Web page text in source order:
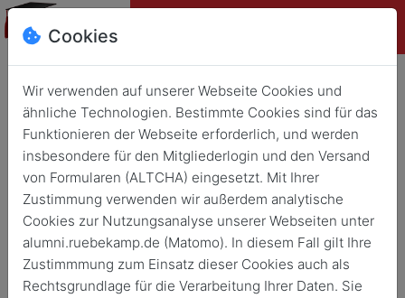
Herzlich
willkommen auf
unserer Alumni-
Seite!
Wer den Rübekamp kennt weiß: das ist nicht irgendeine
Schule. Für ganz viele aktive und ehemalige Beschäftigte
und Schüler ist dies nicht nur ein Arbeitsplatz, sondern ein
Ort der Begegnung und des Miteinanders.
Cookies
Wir verwenden auf unserer Webseite Cookies und
ähnliche Technologien. Bestimmte Cookies sind für das
Funktionieren der Webseite erforderlich, und werden
insbesondere für den Mitgliederlogin und den Versand
von Formularen (ALTCHA) eingesetzt. Mit Ihrer
Zustimmung verwenden wir außerdem analytische
Cookies zur Nutzungsanalyse unserer Webseiten unter
alumni.ruebekamp.de (Matomo). In diesem Fall gilt Ihre
Zustimmmung zum Einsatz dieser Cookies auch als
Rechtsgrundlage für die Verarbeitung Ihrer Daten. Sie